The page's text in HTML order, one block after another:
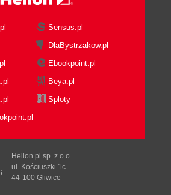
Sensus.pl
DlaBystrzakow.pl
Ebookpoint.pl
Beya.pl
Sploty
Helion.pl sp. z o.o.
ul. Kościuszki 1c
44-100 Gliwice